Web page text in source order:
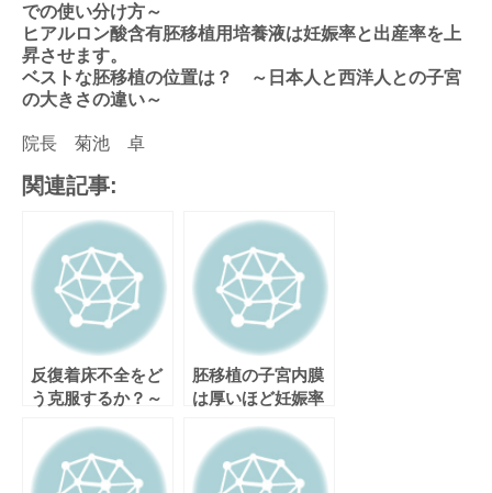
での使い分け方～
ヒアルロン酸含有胚移植用培養液は妊娠率と出産率を上
昇させます。
ベストな胚移植の位置は？ ～日本人と西洋人との子宮
の大きさの違い～
院長 菊池 卓
関連記事:
反復着床不全をど
う克服するか？～
た～
胚移植の子宮内膜
は厚いほど妊娠率